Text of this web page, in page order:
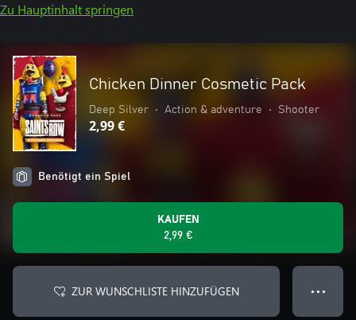
Zu Hauptinhalt springen
Chicken Dinner Cosmetic Pack
Deep Silver • Action & adventure • Shooter
2,99 €
Benötigt ein Spiel
KAUFEN
2,99 €
ZUR WUNSCHLISTE HINZUFÜGEN ● ● ●